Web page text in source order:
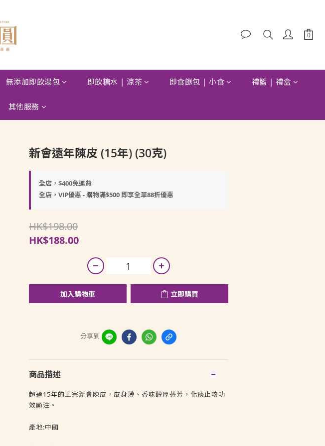
無添加即飲湯包 即飲糖水 | 涼茶 即食餸包 | 小食 禮籃 | 禮盒
其他服務
新會遠年陳皮 (15年) (30克)
全店，$400免運費
全店，VIP優惠 - 購物滿$500 即享全單88折優惠
HK$198.00
HK$188.00
加入購物車 立即購買
分享到
商品描述
超過15年的正宗新會陳皮，皮身薄、香味醇厚芬芳，化痰止咳功
效顯注。
產地:中國